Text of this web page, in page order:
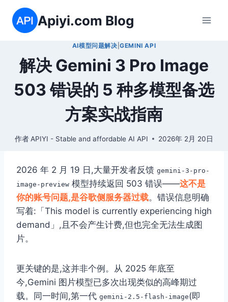
Apiyi.com Blog
AI模型问题解决 |GEMINI API
解决 Gemini 3 Pro Image
503 错误的 5 种多模型备选
方案实战指南
作者 APIYI - Stable and affordable AI API 2026年 2月 20日
2026 年 2 月 19 日,大量开发者反馈 gemini-3-pro-
image-preview 模型持续返回 503 错误——这不是
你的账号问题,是谷歌侧服务器过载。错误信息明确
写着:「This model is currently experiencing high
demand」,且不会产生计费,但也完全无法生成图
片。
更关键的是,这并非个例。从 2025 年底至
今,Gemini 图片模型已多次出现类似的高峰期过
载。同一时间,第一代 gemini-2.5-flash-image(即